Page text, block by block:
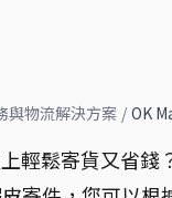
與物流解決方案 / OK
輕鬆寄貨又省錢